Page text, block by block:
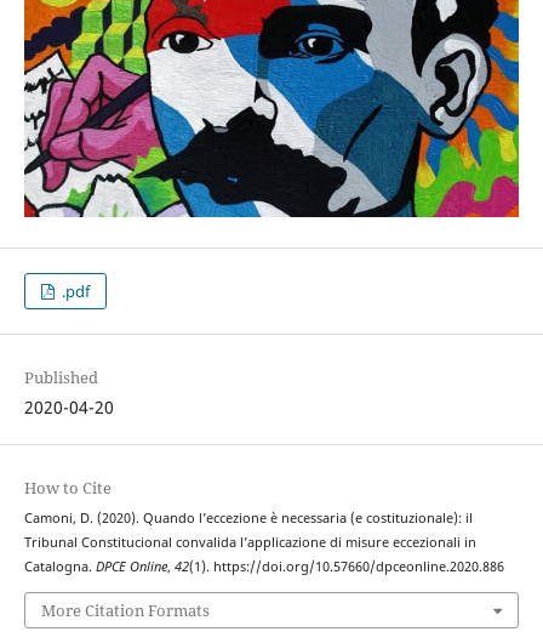
.pdf
Published
2020-04-20
How to Cite
Camoni, D. (2020). Quando l’eccezione è necessaria (e costituzionale): il
Tribunal Constitucional convalida l’applicazione di misure eccezionali in
Catalogna. DPCE Online, 42(1). https://doi.org/10.57660/dpceonline.2020.886
More Citation Formats